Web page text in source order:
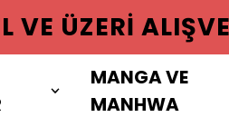
VE ÜZERI
MANGA VE
MANHWA